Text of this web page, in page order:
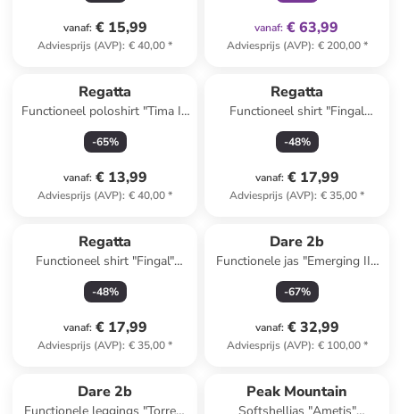
vanaf: € 15,99
Adviesprijs (AVP): € 40,00*
vanaf: € 63,99
Adviesprijs (AVP): € 200,00*
Regatta
Functioneel poloshirt "Tima II"
grijs
-65%
vanaf: € 13,99
Adviesprijs (AVP): € 40,00*
Regatta
Functioneel shirt "Fingal
Edition" taupe
-48%
vanaf: € 17,99
Adviesprijs (AVP): € 35,00*
Regatta
Functioneel shirt "Fingal"
beige
-48%
vanaf: € 17,99
Adviesprijs (AVP): € 35,00*
Dare 2b
Functionele jas "Emerging III"
crème
-67%
vanaf: € 32,99
Adviesprijs (AVP): € 100,00*
Dare 2b Peak Mountain